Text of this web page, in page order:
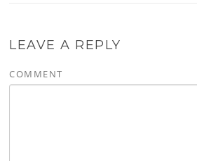
LEAVE A REPLY
COMMENT